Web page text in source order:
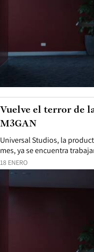
18 ENERO
Universal Studios, la
mes, ya se encuentra
Vuelve el terror de
M3GAN